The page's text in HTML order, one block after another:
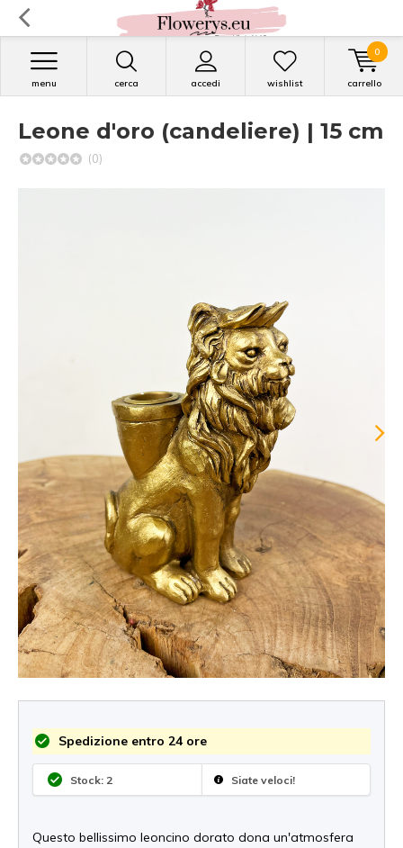
cerca accedi
menu wishlist carrello
0
Leone d'oro (candeliere) | 15 cm
(0)
Spedizione entro 24 ore
Stock: 2 Siate veloci!
Questo bellissimo leoncino dorato dona un'atmosfera